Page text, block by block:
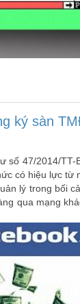
ký sàn
47/2014/
có hiệu lực từ
lý trong bối
qua mạng